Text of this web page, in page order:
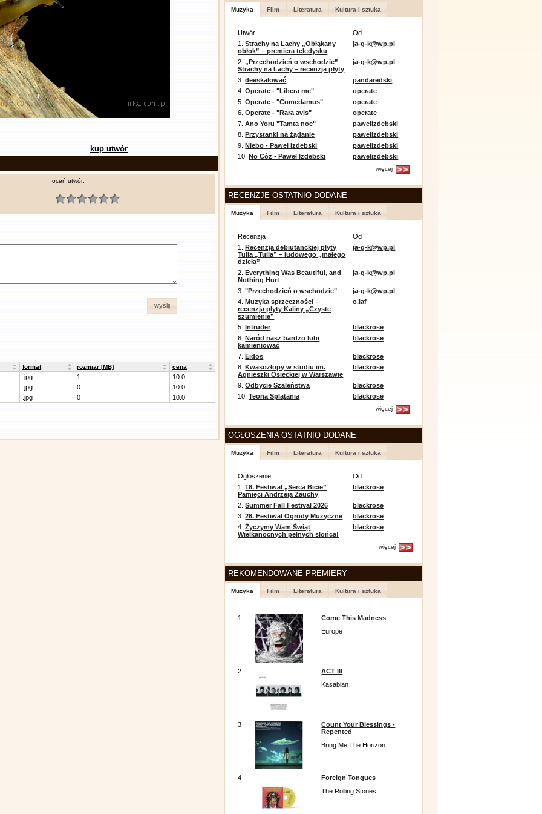
kup utwór
oceń utwór:
wyślij
format rozmiar [MB] cena
.jpg 1
10.0
.jpg
0
10.0
.jpg
0 10.0
Muzyka Film Literatura Kultura i sztuka
Utwór
Od
1.Strachy na Lachy „Obłąkany
obłok” – premiera teledysku
ja-g-k@wp.pl
2.„Przechodzień o wschodzie”
Strachy na Lachy – recenzja płyty
ja-g-k@wp.pl
3.deeskalować
pandaredski
4.Operate - "Libera me"
operate
5.Operate - "Comedamus"
operate
6.Operate - "Rara avis"
operate
7.Ano Yoru "Tamta noc"
pawelizdebski
8.Przystanki na żądanie
pawelizdebski
9.Niebo - Paweł Izdebski
pawelizdebski
10.No Cóż - Paweł Izdebski pawelizdebski
więcej
RECENZJE OSTATNIO DODANE
Muzyka Film Literatura Kultura i sztuka
Recenzja
Od
1.Recenzja debiutanckiej płyty
Tulia „Tulia” – ludowego „małego
dzieła”
ja-g-k@wp.pl
2.Everything Was Beautiful, and
Nothing Hurt
ja-g-k@wp.pl
3."Przechodzień o wschodzie"
ja-g-k@wp.pl
4.Muzyka sprzeczności –
recenzja płyty Kaliny „Czyste
szumienie”
o.laf
5.Intruder
blackrose
6.Naród nasz bardzo lubi
kamieniować
blackrose
7.Eidos
blackrose
8.Kwasożłopy w studiu im.
Agnieszki Osieckiej w Warszawie
blackrose
9.Odbycie Szaleństwa
blackrose
10.Teoria Splątania blackrose
więcej
OGŁOSZENIA OSTATNIO DODANE
Muzyka Film Literatura Kultura i sztuka
Ogłoszenie
Od
1.18. Festiwal „Serca Bicie”
Pamięci Andrzeja Zauchy
blackrose
2.Summer Fall Festival 2026
blackrose
3.26. Festiwal Ogrody Muzyczne
blackrose
4.Życzymy Wam Świąt
Wielkanocnych pełnych słońca!
blackrose
więcej
REKOMENDOWANE PREMIERY
Muzyka Film Literatura Kultura i sztuka
1
Come This Madness
Europe
2
ACT III
Kasabian
3
Count Your Blessings -
Repented
Bring Me The Horizon
4
Foreign Tongues
The Rolling Stones